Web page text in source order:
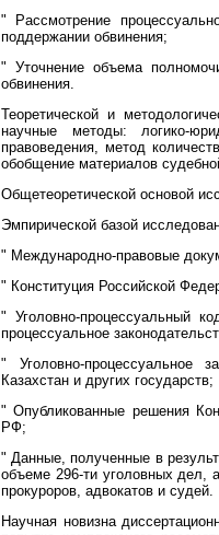
" Рассмотрение
поддержании обвинения;
" Уточнение объема
обвинения.
Теоретической и
научные методы: логико-
правоведения, метод
обобщение материалов
Общетеоретической основой
Эмпирической базой
" Международно-правовые
" Конституция Российской
" Уголовно-процессуальный
процессуальное
" Уголовно-процессуальное
Казахстан и других государств;
" Опубликованные решения
РФ;
" Данные, полученные в
объеме 296-ти уголовных дел,
прокуроров, адвокатов и судей.
Научная новизна